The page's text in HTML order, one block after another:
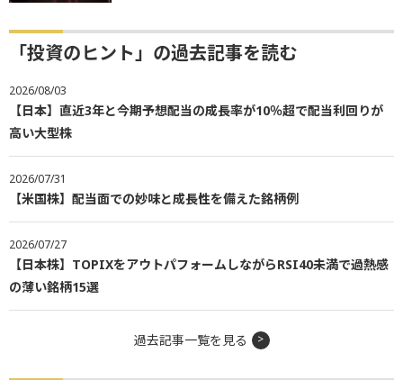
「投資のヒント」の過去記事を読む
2026/08/03
【日本】直近3年と今期予想配当の成長率が10％超で配当利回りが
高い大型株
2026/07/31
【米国株】配当面での妙味と成長性を備えた銘柄例
2026/07/27
【日本株】TOPIXをアウトパフォームしながらRSI40未満で過熱感
の薄い銘柄15選
過去記事一覧を見る